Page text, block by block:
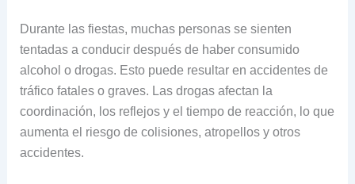
Durante las fiestas, muchas personas se sienten
tentadas a conducir después de haber consumido
alcohol o drogas. Esto puede resultar en accidentes de
tráfico fatales o graves. Las drogas afectan la
coordinación, los reflejos y el tiempo de reacción, lo que
aumenta el riesgo de colisiones, atropellos y otros
accidentes.